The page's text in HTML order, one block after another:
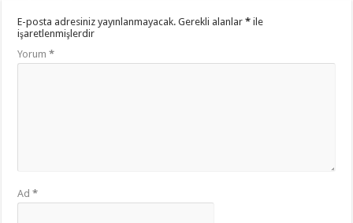
E-posta adresiniz yayınlanmayacak. Gerekli alanlar* ile
işaretlenmişlerdir
Yorum*
Ad*